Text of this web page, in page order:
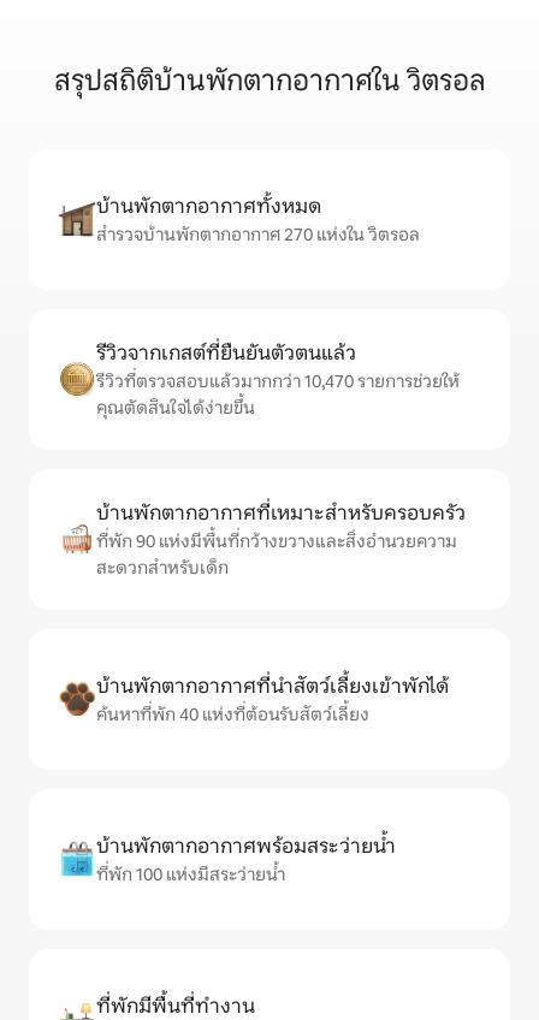
สรุปสถิติบ้านพักตากอากาศใน วิตรอล
บ้านพักตากอากาศทั้งหมด
สำรวจบ้านพักตากอากาศ 270 แห่งใน วิตรอล
รีวิวจากเกสต์ที่ยืนยันตัวตนแล้ว
รีวิวที่ตรวจสอบแล้วมากกว่า 10,470 รายการช่วยให้
คุณตัดสินใจได้ง่ายขึ้น
บ้านพักตากอากาศที่เหมาะสำหรับครอบครัว
ที่พัก 90 แห่งมีพื้นที่กว้างขวางและสิ่งอำนวยความ
สะดวกสำหรับเด็ก
บ้านพักตากอากาศที่นำสัตว์เลี้ยงเข้าพักได้
ค้นหาที่พัก 40 แห่งที่ต้อนรับสัตว์เลี้ยง
บ้านพักตากอากาศพร้อมสระว่ายน้ำ
ที่พัก 100 แห่งมีสระว่ายน้ำ
ที่พักมีพื้นที่ทำงาน